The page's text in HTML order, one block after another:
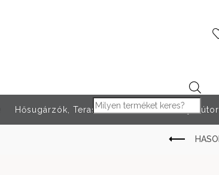
Products search
Hősugárzók, Teraszfűtés Rendezvény bútor